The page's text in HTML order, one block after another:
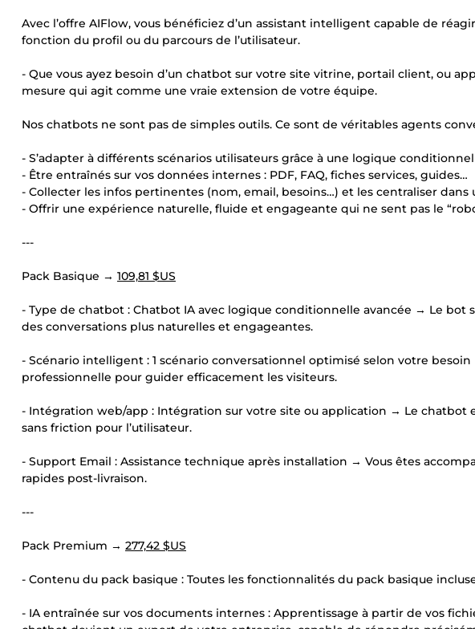
Avec l’offre AIFlow, vous bénéficiez d’un assistant intelligent capable de
fonction du profil ou du parcours de l’utilisateur.
- Que vous ayez besoin d’un chatbot sur votre site vitrine, portail client, ou
mesure qui agit comme une vraie extension de votre équipe.
Nos chatbots ne sont pas de simples outils. Ce sont de véritables agents
- S’adapter à différents scénarios utilisateurs grâce à une logique
- Être entraînés sur vos données internes : PDF, FAQ, fiches services, guides…
- Collecter les infos pertinentes (nom, email, besoins…) et les centraliser dans
- Offrir une expérience naturelle, fluide et engageante qui ne sent pas le
---
Pack Basique → 109,81 $US
- Type de chatbot : Chatbot IA avec logique conditionnelle avancée → Le bot
des conversations plus naturelles et engageantes.
- Scénario intelligent : 1 scénario conversationnel optimisé selon votre
professionnelle pour guider efficacement les visiteurs.
- Intégration web/app : Intégration sur votre site ou application → Le chatbot
sans friction pour l’utilisateur.
- Support Email : Assistance technique après installation → Vous êtes
rapides post-livraison.
---
Pack Premium → 277,42 $US
- Contenu du pack basique : Toutes les fonctionnalités du pack basique
- IA entraînée sur vos documents internes : Apprentissage à partir de vos